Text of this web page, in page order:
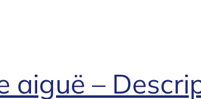
aiguë –